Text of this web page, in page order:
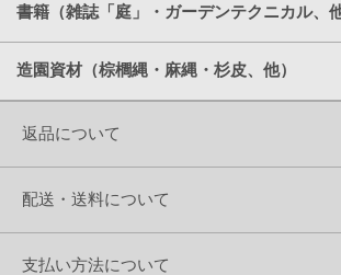
書籍（雑誌「庭」・ガーデンテクニカル、他
造園資材（棕櫚縄・麻縄・杉皮、他）
返品について
配送・送料について
支払い方法について